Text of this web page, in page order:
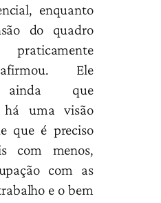
enquanto
do quadro
afirmou. Ele
ainda que
há uma visão
que é preciso
com menos,
com as
e o bem